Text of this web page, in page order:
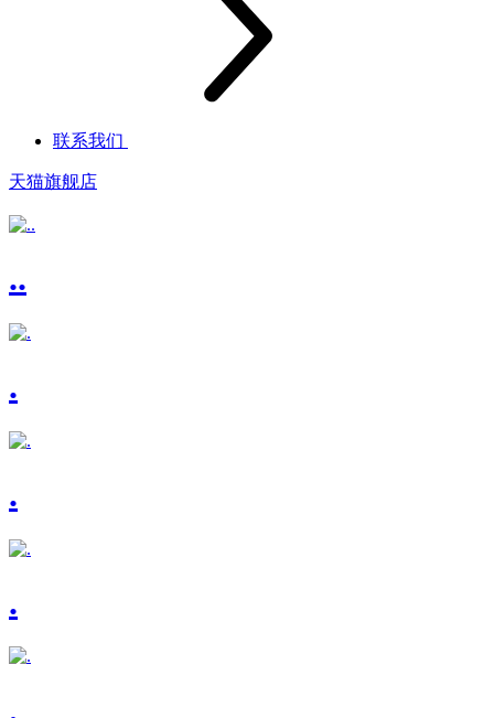
联系我们
天猫旗舰店
..
.
.
.